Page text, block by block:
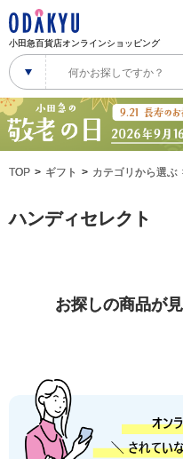
小田急百貨店オンラインショッピング
TOP ギフト カテゴリから選ぶ
ハンディセレクト
お探しの商品が